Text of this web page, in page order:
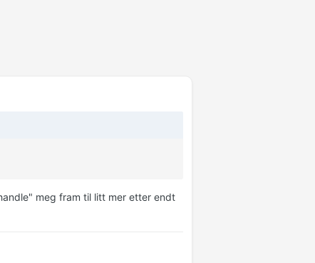
meg fram til litt mer etter endt